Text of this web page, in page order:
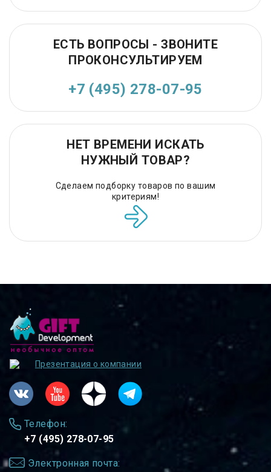
ЕСТЬ ВОПРОСЫ - ЗВОНИТЕ
ПРОКОНСУЛЬТИРУЕМ
+7 (495) 278-07-95
НЕТ ВРЕМЕНИ ИСКАТЬ
НУЖНЫЙ ТОВАР?
Сделаем подборку товаров по вашим
критериям!
Презентация о компании
Телефон:
+7 (495) 278-07-95
Электронная почта: